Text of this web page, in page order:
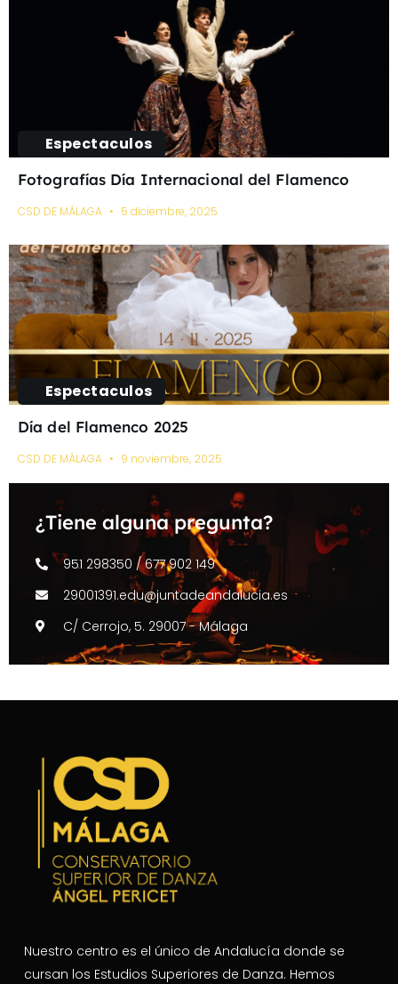
Espectaculos
Fotografías Día Internacional del Flamenco
CSD DE MÁLAGA 5 diciembre, 2025
Espectaculos
Día del Flamenco 2025
CSD DE MÁLAGA 9 noviembre, 2025
¿Tiene alguna pregunta?
951 298350 / 677 902 149
29001391.edu@juntadeandalucia.es
C/ Cerrojo, 5. 29007 - Málaga
Nuestro centro es el único de Andalucía donde se
cursan los Estudios Superiores de Danza. Hemos